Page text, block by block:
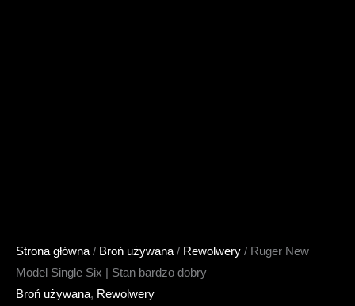
Strona główna/ Broń używana/ Rewolwery / Ruger New
Model Single Six | Stan bardzo dobry
Broń używana, Rewolwery